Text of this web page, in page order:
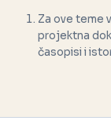
Za ove teme
projektna
časopisi i